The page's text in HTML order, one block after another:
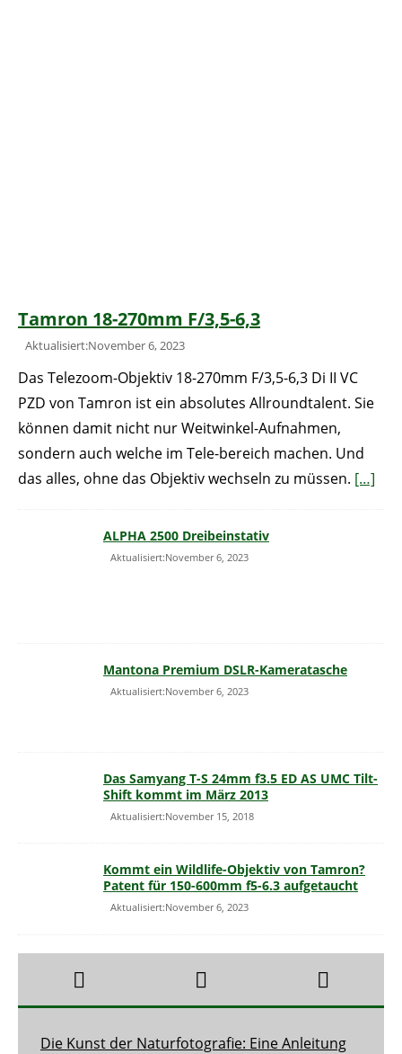
Tamron 18-270mm F/3,5-6,3
Aktualisiert:November 6, 2023
Das Telezoom-Objektiv 18-270mm F/3,5-6,3 Di II VC
PZD von Tamron ist ein absolutes Allroundtalent. Sie
können damit nicht nur Weitwinkel-Aufnahmen,
sondern auch welche im Tele-bereich machen. Und
das alles, ohne das Objektiv wechseln zu müssen. […]
ALPHA 2500 Dreibeinstativ
Aktualisiert:November 6, 2023
Mantona Premium DSLR-Kameratasche
Aktualisiert:November 6, 2023
Das Samyang T-S 24mm f3.5 ED AS UMC Tilt-
Shift kommt im März 2013
Aktualisiert:November 15, 2018
Kommt ein Wildlife-Objektiv von Tamron?
Patent für 150-600mm f5-6.3 aufgetaucht
Aktualisiert:November 6, 2023
Die Kunst der Naturfotografie: Eine Anleitung